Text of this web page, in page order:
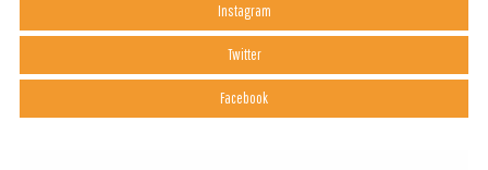
Instagram
Twitter
Facebook